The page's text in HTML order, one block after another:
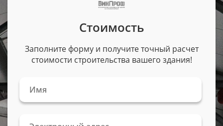
Стоимость
Заполните форму и получите точный расчет
стоимости строительства вашего здания!